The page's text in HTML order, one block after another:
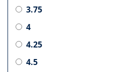
3.75
4
4.25
4.5